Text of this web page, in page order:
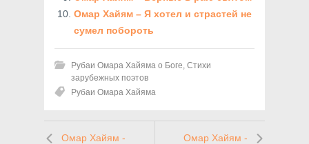
Омар Хайям – Я хотел и страстей не
сумел побороть
Рубаи Омара Хайяма о Боге, Стихи
зарубежных поэтов
Рубаи Омара Хайяма
Омар Хайям -
Омар Хайям -